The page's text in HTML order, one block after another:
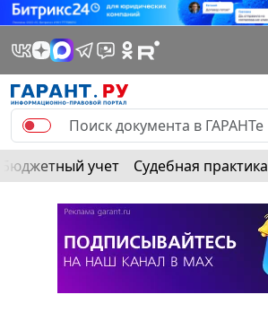
Бюджетный учет Судебная практика